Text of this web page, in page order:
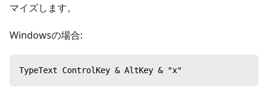
マイズします。
Windowsの場合:
TypeText ControlKey & AltKey & "x"